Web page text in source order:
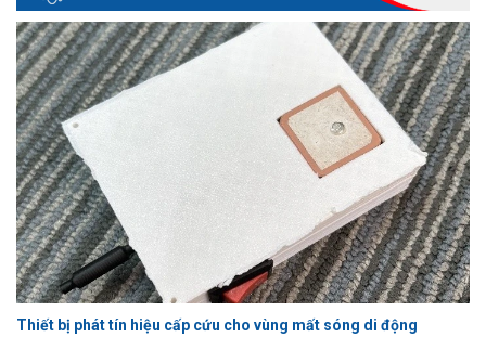
Thiết bị phát tín hiệu cấp cứu cho vùng mất sóng di động